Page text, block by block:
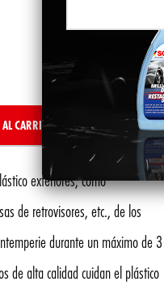
CARRITO
exteriores, como
de retrovisores, etc., de los
durante un máximo de 3
de alta calidad cuidan el plástico
Alternative: